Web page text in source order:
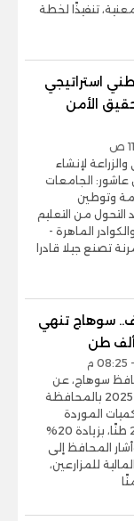
تنفيذًا لخطة
استراتيجي
الأمن
لإنشاء
الجامعات
وتوطين
من التعليم
الماهرة -
تصنع جيلا قادرا
سوهاج تنهي
سوهاج، عن
انتهاء موسم توريد القمح لعام 2025 بالمحافظة
الموردة
للشون والصوامع 186 ألفًا و254 طنًا، بزيادة 20%
المحافظ إلى
للمزارعين،